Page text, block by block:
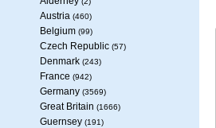
Austria (460)
Belgium (99)
Czech Republic (57)
Denmark (243)
France (942)
Germany (3569)
Great Britain (1666)
Guernsey (191)